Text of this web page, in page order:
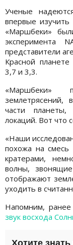
Ученые
впервые
«Маршбеки»
эксперимента
представители
Красной
3,7 и 3,3.
«Маршбеки»
землетрясений,
части
локаций. Вот что
«Наши
похожа на
кратерами,
волны,
отображают
уходить в
Напомним,
звук восхода